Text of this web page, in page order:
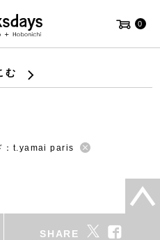
0
む
：t.yamai paris
SHARE